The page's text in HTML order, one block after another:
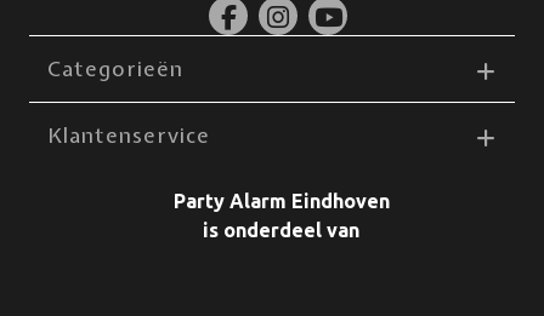
Categorieën
Klantenservice
Party Alarm Eindhoven
is onderdeel van